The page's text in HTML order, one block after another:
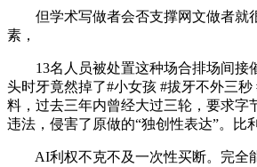
但学术写做者会否支撑网文做者就很
素，
13名人员被处置这种场合排场间接催
头时牙竟然掉了#小女孩 #拔牙不外三
料，过去三年内曾经大过三轮，要求字
违法，侵害了原做的“独创性表达”。比
AI利权不克不及一次性买断。完全能